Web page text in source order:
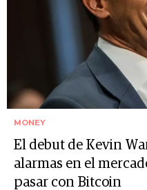
MONEY
El debut de Kevin
alarmas en el
pasar con Bitcoin